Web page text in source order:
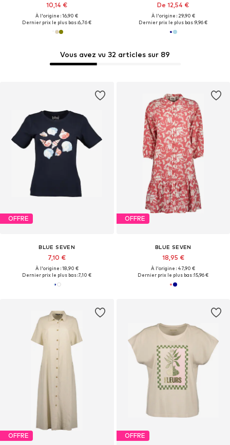
Vous avez vu 32 articles sur 89
10,14 €
À l'origine : 16,90 €
Dernier prix le plus bas :6,76 €
De 12,54 €
À l'origine : 29,90 €
Dernier prix le plus bas :9,96 €
OFFRE
BLUE SEVEN
7,10 €
À l'origine : 18,90 €
Dernier prix le plus bas :7,10 €
OFFRE
BLUE SEVEN
18,95 €
À l'origine : 47,90 €
Dernier prix le plus bas :15,96 €
OFFRE OFFRE